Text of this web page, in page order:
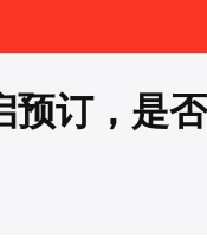
订，是